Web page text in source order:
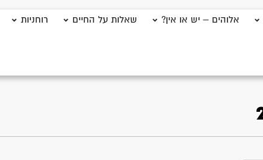
אלוהים – יש או אין? שאלות על החיים רוחניות